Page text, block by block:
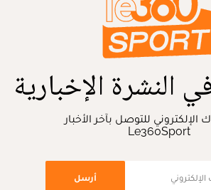
النشرة الإخبارية
الإلكتروني للتوصل بآخر الأخبار
Le360Sport
أرسل